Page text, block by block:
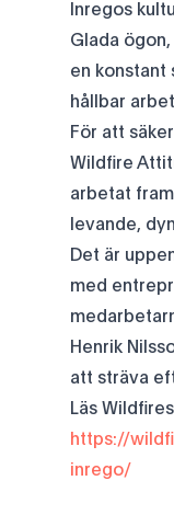
Inregos
Glada
en konstant
hållbar
För att
Wildfire
arbetat
levande,
Det är
med
Henrik
att sträva
Läs
https://
inrego/